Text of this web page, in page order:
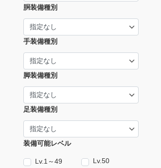
胴装備種別
手装備種別
脚装備種別
足装備種別
装備可能レベル
Lv.1～49
Lv.50